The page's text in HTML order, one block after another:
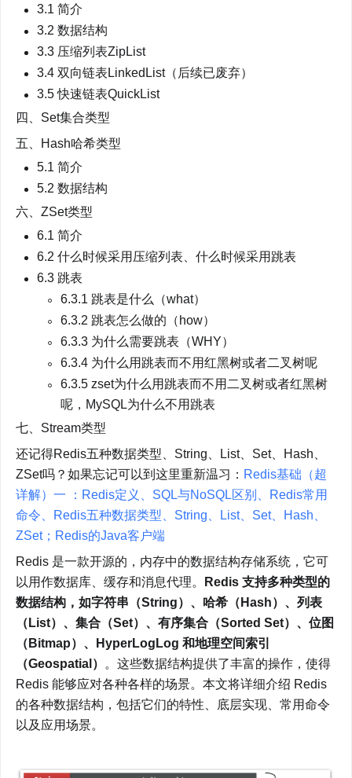
3.1 简介
3.2 数据结构
3.3 压缩列表ZipList
3.4 双向链表LinkedList（后续已废弃）
3.5 快速链表QuickList
四、Set集合类型
五、Hash哈希类型
5.1 简介
5.2 数据结构
六、ZSet类型
6.1 简介
6.2 什么时候采用压缩列表、什么时候采用跳表
6.3 跳表
6.3.1 跳表是什么（what）
6.3.2 跳表怎么做的（how）
6.3.3 为什么需要跳表（WHY）
6.3.4 为什么用跳表而不用红黑树或者二叉树呢
6.3.5 zset为什么用跳表而不用二叉树或者红黑树
呢，MySQL为什么不用跳表
七、Stream类型
还记得Redis五种数据类型、String、List、Set、Hash、
ZSet吗？如果忘记可以到这里重新温习： Redis基础（超
详解）一 ：Redis定义、SQL与NoSQL区别、Redis常用
命令、Redis五种数据类型、String、List、Set、Hash、
ZSet；Redis的Java客户端
Redis 是一款开源的，内存中的数据结构存储系统，它可
以用作数据库、缓存和消息代理。
Redis 支持多种类型的
数据结构，如字符串（String）、哈希（Hash）、列表
（List）、集合（Set）、有序集合（Sorted Set）、位图
（Bitmap）、HyperLogLog 和地理空间索引
（Geospatial）
。这些数据结构提供了丰富的操作，使得
Redis 能够应对各种各样的场景。本文将详细介绍 Redis
的各种数据结构，包括它们的特性、底层实现、常用命令
以及应用场景。